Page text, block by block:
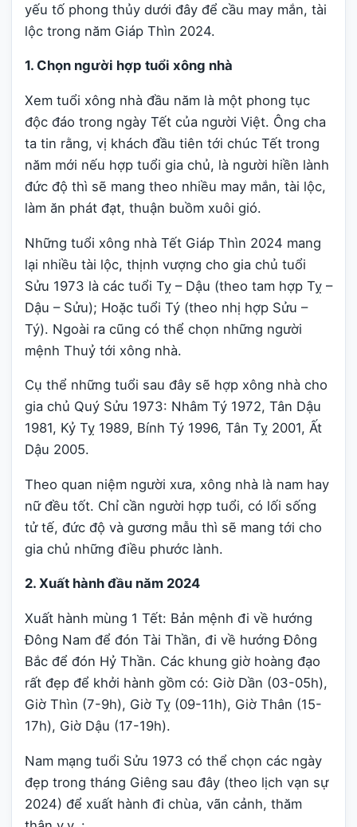
yếu tố phong thủy dưới đây để cầu may mắn, tài
lộc trong năm Giáp Thìn 2024.
1. Chọn người hợp tuổi xông nhà
Xem tuổi xông nhà đầu năm là một phong tục
độc đáo trong ngày Tết của người Việt. Ông cha
ta tin rằng, vị khách đầu tiên tới chúc Tết trong
năm mới nếu hợp tuổi gia chủ, là người hiền lành
đức độ thì sẽ mang theo nhiều may mắn, tài lộc,
làm ăn phát đạt, thuận buồm xuôi gió.
Những tuổi xông nhà Tết Giáp Thìn 2024 mang
lại nhiều tài lộc, thịnh vượng cho gia chủ tuổi
Sửu 1973 là các tuổi Tỵ – Dậu (theo tam hợp Tỵ –
Dậu – Sửu); Hoặc tuổi Tý (theo nhị hợp Sửu –
Tý). Ngoài ra cũng có thể chọn những người
mệnh Thuỷ tới xông nhà.
Cụ thể những tuổi sau đây sẽ hợp xông nhà cho
gia chủ Quý Sửu 1973: Nhâm Tý 1972, Tân Dậu
1981, Kỷ Tỵ 1989, Bính Tý 1996, Tân Tỵ 2001, Ất
Dậu 2005.
Theo quan niệm người xưa, xông nhà là nam hay
nữ đều tốt. Chỉ cần người hợp tuổi, có lối sống
tử tế, đức độ và gương mẫu thì sẽ mang tới cho
gia chủ những điều phước lành.
2. Xuất hành đầu năm 2024
Xuất hành mùng 1 Tết: Bản mệnh đi về hướng
Đông Nam để đón Tài Thần, đi về hướng Đông
Bắc để đón Hỷ Thần. Các khung giờ hoàng đạo
rất đẹp để khởi hành gồm có: Giờ Dần (03-05h),
Giờ Thìn (7-9h), Giờ Tỵ (09-11h), Giờ Thân (15-
17h), Giờ Dậu (17-19h).
Nam mạng tuổi Sửu 1973 có thể chọn các ngày
đẹp trong tháng Giêng sau đây (theo lịch vạn sự
2024) để xuất hành đi chùa, vãn cảnh, thăm